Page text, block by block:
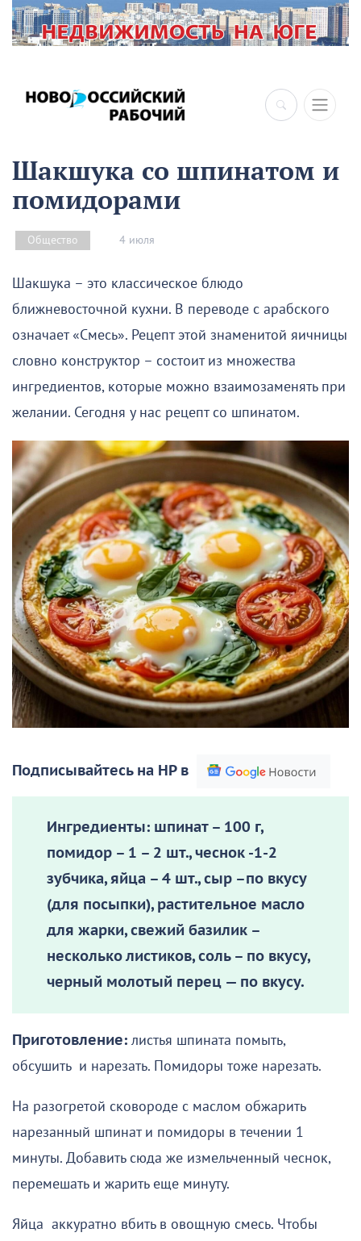
×
Шакшука со шпинатом и
помидорами
Общество 4 июля
Шакшука – это классическое блюдо
ближневосточной кухни. В переводе с арабского
означает «Смесь». Рецепт этой знаменитой яичницы
словно конструктор – состоит из множества
ингредиентов, которые можно взаимозаменять при
желании. Сегодня у нас рецепт со шпинатом.
Подписывайтесь на НР в
Ингредиенты: шпинат – 100 г,
помидор – 1 – 2 шт., чеснок -1-2
зубчика, яйца – 4 шт., сыр –по вкусу
(для посыпки), растительное масло
для жарки, свежий базилик –
несколько листиков, соль – по вкусу,
черный молотый перец — по вкусу.
Приготовление: листья шпината помыть,
обсушить и нарезать. Помидоры тоже нарезать.
На разогретой сковороде с маслом обжарить
нарезанный шпинат и помидоры в течении 1
минуты. Добавить сюда же измельченный чеснок,
перемешать и жарить еще минуту.
Яйца аккуратно вбить в овощную смесь. Чтобы